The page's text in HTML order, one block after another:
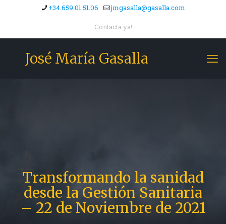
+34.659.01.51.06 jmgasalla@gasalla.com
Contacta ya!
José María Gasalla
Transformando la sanidad
desde la Gestión Sanitaria
– 22 de Noviembre de 2021